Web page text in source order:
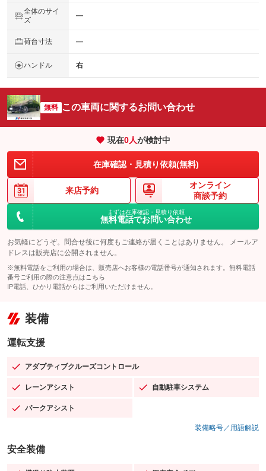
全体のサイ
ズ
―
荷台寸法 ―
ハンドル 右
無料 この車両に関するお問い合わせ
現在0人が検討中
在庫確認・見積り依頼(無料)
来店予約
オンライン
商談予約
まずは在庫確認・見積り依頼
無料電話でお問い合わせ
お気軽にどうぞ。問合せ後に何度もご連絡が届くことはありません。 メールア
ドレスは販売店に公開されません。
※無料電話をご利用の場合は、販売店へお客様の電話番号が通知されます。無料電話
番号ご利用の際の注意点は こちら
IP電話、ひかり電話からはご利用いただけません。
装備
運転支援
アダプティブクルーズコントロール
：装備あり
レーンアシスト
：装備あり 自動駐車システム
：装備あり
パークアシスト
：装備あり
装備略号／用語解説
安全装備